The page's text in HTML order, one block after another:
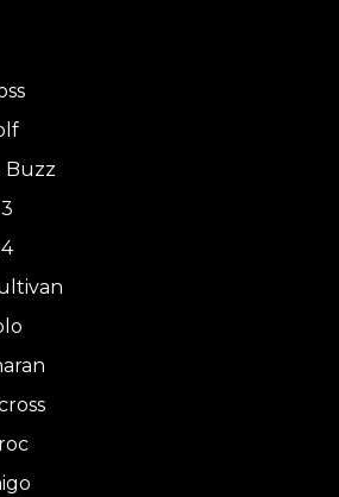
Buzz